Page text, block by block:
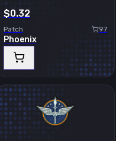
$0.32
Patch 97
Phoenix